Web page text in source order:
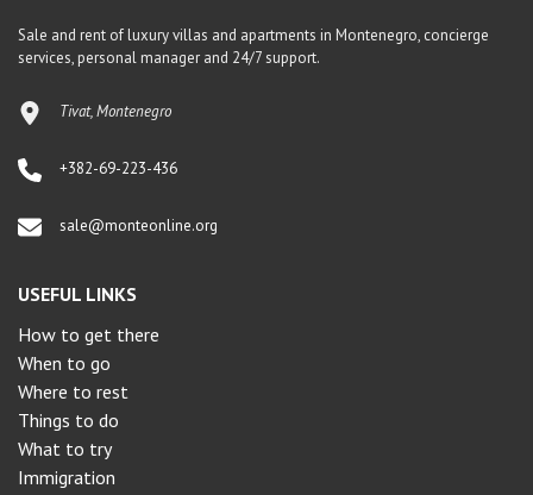
Sale and rent of luxury villas and apartments in Montenegro, concierge
services, personal manager and 24/7 support.
Tivat, Montenegro
+382-69-223-436
sale@monteonline.org
USEFUL LINKS
How to get there
When to go
Where to rest
Things to do
What to try
Immigration